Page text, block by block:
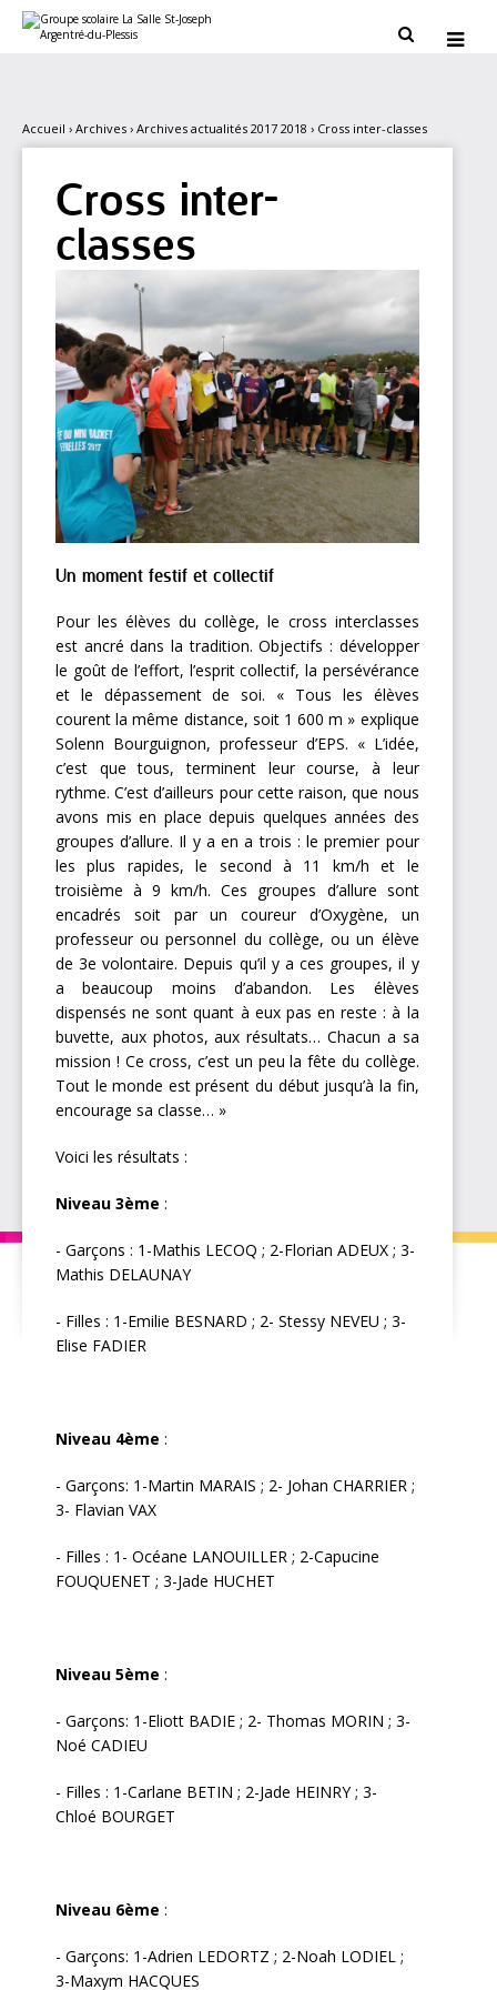
contenu.
personnels
 
Accueil › Archives › Archives actualités 2017 2018 › Cross inter-classes
Cross inter-
classes
Un moment festif et collectif
Pour les élèves du collège, le cross interclasses
est ancré dans la tradition. Objectifs : développer
le goût de l’effort, l’esprit collectif, la persévérance
et le dépassement de soi. « Tous les élèves
courent la même distance, soit 1 600 m » explique
Solenn Bourguignon, professeur d’EPS. « L’idée,
c’est que tous, terminent leur course, à leur
rythme. C’est d’ailleurs pour cette raison, que nous
avons mis en place depuis quelques années des
groupes d’allure. Il y a en a trois : le premier pour
les plus rapides, le second à 11 km/h et le
troisième à 9 km/h. Ces groupes d’allure sont
encadrés soit par un coureur d’Oxygène, un
professeur ou personnel du collège, ou un élève
de 3e volontaire. Depuis qu’il y a ces groupes, il y
a beaucoup moins d’abandon. Les élèves
dispensés ne sont quant à eux pas en reste : à la
buvette, aux photos, aux résultats… Chacun a sa
mission ! Ce cross, c’est un peu la fête du collège.
Tout le monde est présent du début jusqu’à la fin,
encourage sa classe… »
Voici les résultats :
Niveau 3ème :
- Garçons : 1-Mathis LECOQ ; 2-Florian ADEUX ; 3-
Mathis DELAUNAY
- Filles : 1-Emilie BESNARD ; 2- Stessy NEVEU ; 3-
Elise FADIER
Niveau 4ème :
- Garçons: 1-Martin MARAIS ; 2- Johan CHARRIER ;
3- Flavian VAX
- Filles : 1- Océane LANOUILLER ; 2-Capucine
FOUQUENET ; 3-Jade HUCHET
Niveau 5ème :
- Garçons: 1-Eliott BADIE ; 2- Thomas MORIN ; 3-
Noé CADIEU
- Filles : 1-Carlane BETIN ; 2-Jade HEINRY ; 3-
Chloé BOURGET
Niveau 6ème :
- Garçons: 1-Adrien LEDORTZ ; 2-Noah LODIEL ;
3-Maxym HACQUES